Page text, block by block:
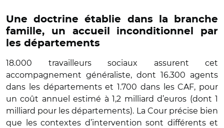
Une doctrine établie dans la branche
famille, un accueil inconditionnel par
les départements
18.000 travailleurs sociaux assurent cet
accompagnement généraliste, dont 16.300 agents
dans les départements et 1.700 dans les CAF, pour
un coût annuel estimé à 1,2 milliard d’euros (dont 1
milliard pour les départements). La Cour précise bien
que les contextes d’intervention sont différents et